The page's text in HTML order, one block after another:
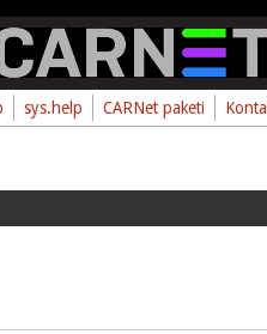
sys.help CARNet paketi